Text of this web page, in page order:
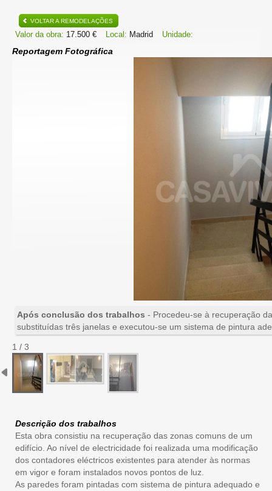
VOLTAR A REMODELAÇÕES
Valor da obra: 17.500 € Local: Madrid Unidade:
Reportagem Fotográfica
Após conclusão dos trabalhos - Procedeu-se à recuperação
substituídas três janelas e executou-se um sistema de pintura
1 / 3
Descrição dos trabalhos
Esta obra consistiu na recuperação das zonas comuns de um
edifício. Ao nível de electricidade foi realizada uma modificação
dos contadores eléctricos existentes para atender às normas
em vigor e foram instalados novos pontos de luz.
As paredes foram pintadas com sistema de pintura adequado e